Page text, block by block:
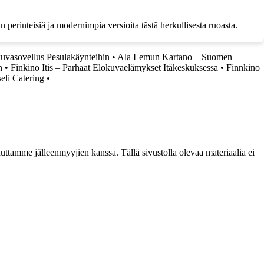
ja modernimpia versioita tästä herkullisesta ruoasta.
Pesulakäynteihin • Ala Lemun Kartano – Suomen
• Finkino Itis – Parhaat Elokuvaelämykset Itäkeskuksessa • Finnkino
Catering •
jälleenmyyjien kanssa. Tällä sivustolla olevaa materiaalia ei